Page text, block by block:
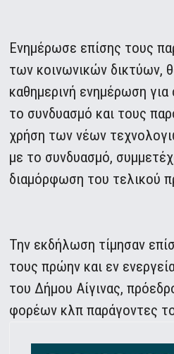
Ενημέρωσε επίσης τους
των κοινωνικών δικτύων,
καθημερινή ενημέρωση
το συνδυασμό και τους
χρήση των νέων
με το συνδυασμό,
διαμόρφωση του τελικού
Την εκδήλωση τίμησαν
τους πρώην και εν
του Δήμου Αίγινας,
φορέων κλπ παράγοντες